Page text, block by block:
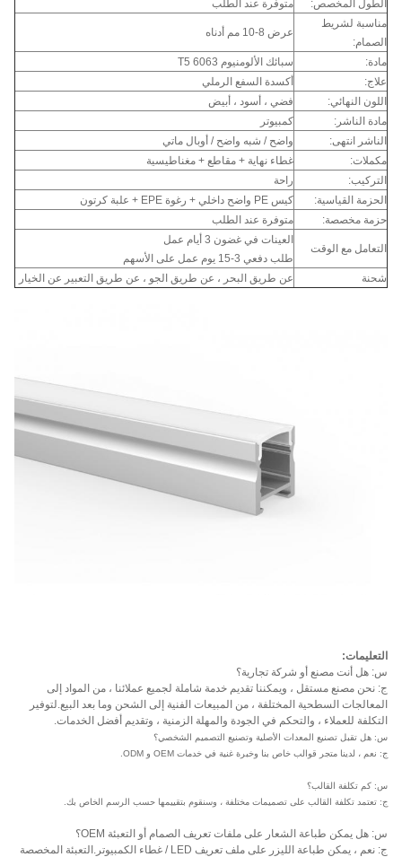
الطول المخصص:
متوفرة عند الطلب
مناسبة لشريط
الصمام:
عرض 8-10 مم أدناه
مادة:
سبائك الألومنيوم 6063 T5
علاج:
أكسدة السفع الرملي
اللون النهائي:
فضي ، أسود ، أبيض
مادة الناشر:
كمبيوتر
الناشر انتهى:
واضح / شبه واضح / أوبال ماتي
مكملات:
غطاء نهاية + مقاطع + مغناطيسية
التركيب:
راحة
الحزمة القياسية:
كيس PE واضح داخلي + رغوة EPE + علبة كرتون
حزمة مخصصة:
متوفرة عند الطلب
التعامل مع الوقت
العينات في غضون 3 أيام عمل
طلب دفعي 3-15 يوم عمل على الأسهم
شحنة
عن طريق البحر ، عن طريق الجو ، عن طريق التعبير عن الخيار
التعليمات:
س: هل أنت مصنع أو شركة تجارية؟
ج: نحن مصنع مستقل ، ويمكننا تقديم خدمة شاملة لجميع عملائنا ، من المواد إلى
المعالجات السطحية المختلفة ، من المبيعات الفنية إلى الشحن وما بعد البيع.لتوفير
التكلفة للعملاء ، والتحكم في الجودة والمهلة الزمنية ، وتقديم أفضل الخدمات.
س: هل تقبل تصنيع المعدات الأصلية وتصنيع التصميم الشخصي؟
ج: نعم ، لدينا متجر قوالب خاص بنا وخبرة غنية في خدمات OEM و ODM.
س: كم تكلفة القالب؟
ج: تعتمد تكلفة القالب على تصميمات مختلفة ، وسنقوم بتقييمها حسب الرسم الخاص بك.
س: هل يمكن طباعة الشعار على ملفات تعريف الصمام أو التعبئة OEM؟
ج: نعم ، يمكن طباعة الليزر على ملف تعريف LED / غطاء الكمبيوتر.التعبئة المخصصة